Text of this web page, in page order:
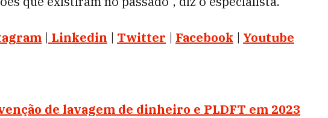
| Linkedin | Twitter | Facebook | Youtube
de lavagem de dinheiro e PLDFT em 2023